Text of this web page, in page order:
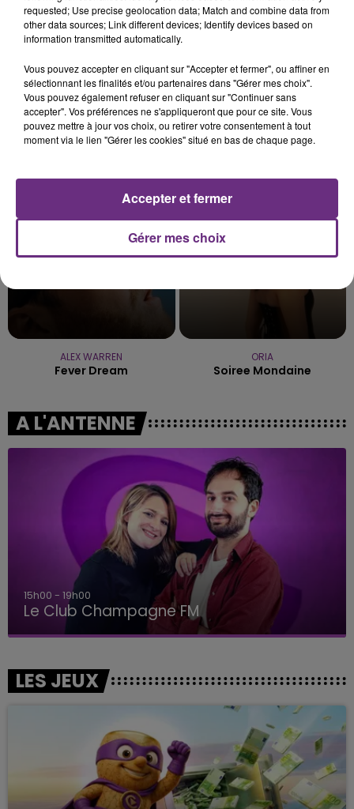
TAYLOR SWIFT BRICE CONRAD
ALEX WARREN
Fever Dream
8h57
8h57
ORIA
Soiree Mondaine
A L'ANTENNE
15h00 - 19h00
Le Club Champagne FM
LES JEUX
requested; Use precise geolocation data; Match and combine data from
other data sources; Link different devices; Identify devices based on
information transmitted automatically.
Vous pouvez accepter en cliquant sur "Accepter et fermer", ou affiner en
sélectionnant les finalités et/ou partenaires dans "Gérer mes choix".
Vous pouvez également refuser en cliquant sur "Continuer sans
accepter". Vos préférences ne s'appliqueront que pour ce site. Vous
pouvez mettre à jour vos choix, ou retirer votre consentement à tout
moment via le lien "Gérer les cookies" situé en bas de chaque page.
Gérer mes choix
Accepter et fermer